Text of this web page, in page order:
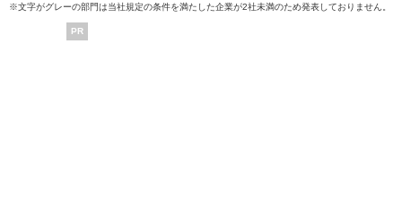
※文字がグレーの部門は当社規定の条件を満たした企業が2社未満のため発表しておりません。
PR